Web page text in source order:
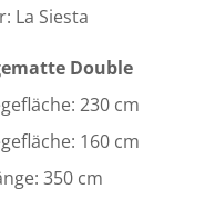
La Siesta
Double
230 cm
160 cm
350 cm